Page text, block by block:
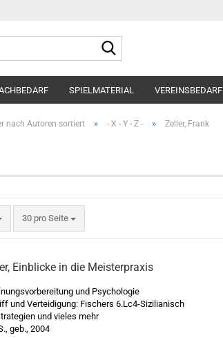
SPIELMATERIAL VEREINSBEDARF
nach Autoren sortiert » - X - Y - Z - » Zeller, Frank
30 pro Seite
pro Seite
Einblicke in die Meisterpraxis
und Psychologie
und Verteidigung: Fischers 6.Lc4-Sizilianisch
und vieles mehr
geb., 2004